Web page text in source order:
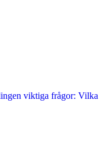
viktiga frågor: Vilka